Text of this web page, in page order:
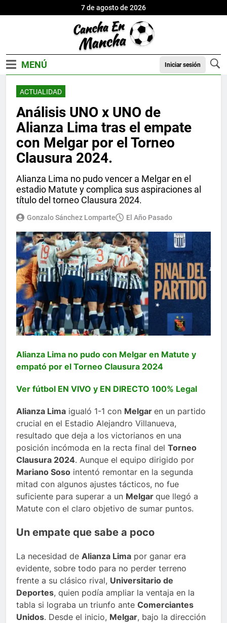
7 de agosto de 2026
Iniciar sesión
ACTUALIDAD
Análisis UNO x UNO de
Alianza Lima tras el empate
con Melgar por el Torneo
Clausura 2024.
Alianza Lima no pudo vencer a Melgar en el
estadio Matute y complica sus aspiraciones al
título del torneo Clausura 2024.
Gonzalo Sánchez Lomparte El Año Pasado
Alianza Lima no pudo con Melgar en Matute y
empató por el Torneo Clausura 2024
Ver fútbol EN VIVO y EN DIRECTO 100% Legal
Alianza Lima igualó 1-1 con Melgar en un partido
crucial en el Estadio Alejandro Villanueva,
resultado que deja a los victorianos en una
posición incómoda en la recta final del Torneo
Clausura 2024. Aunque el equipo dirigido por
Mariano Soso intentó remontar en la segunda
mitad con algunos ajustes tácticos, no fue
suficiente para superar a un Melgar que llegó a
Matute con el claro objetivo de sumar puntos.
Un empate que sabe a poco
La necesidad de Alianza Lima por ganar era
evidente, sobre todo para no perder terreno
frente a su clásico rival, Universitario de
Deportes, quien podía ampliar la ventaja en la
tabla si lograba un triunfo ante Comerciantes
Unidos. Desde el inicio, Melgar, bajo la dirección